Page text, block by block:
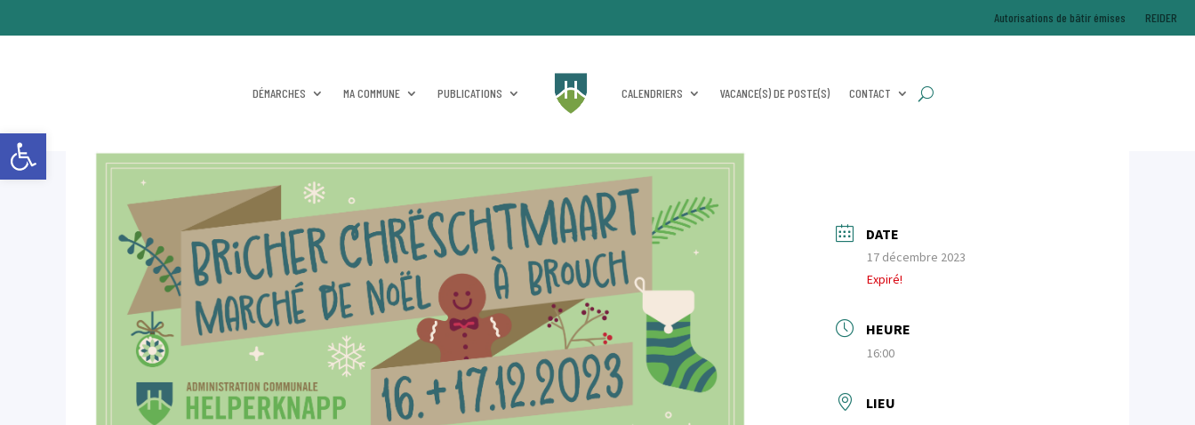
Ouvrir la barre d’outils
Autorisations de bâtir émises REIDER
MA COMMUNE PUBLICATIONS CALENDRIERS VACANCE(S) DE POSTE(S) CONTACT
DATE
17 décembre 2023
Expiré!
HEURE
16:00
LIEU